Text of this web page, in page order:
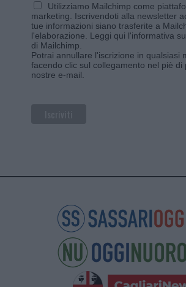
Utilizziamo Mailchimp come
marketing. Iscrivendoti alla newsletter
tue informazioni siano trasferite a
l'elaborazione. Leggi qui l'informativa
di Mailchimp
Potrai annullare l'iscrizione in qualsiasi
facendo clic sul collegamento nel piè di
nostre e-mail.